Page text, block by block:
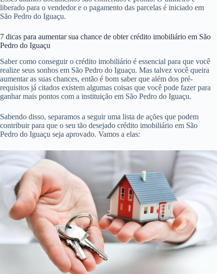
liberado para o vendedor e o pagamento das parcelas é iniciado em
São Pedro do Iguaçu.
7 dicas para aumentar sua chance de obter crédito imobiliário em São
Pedro do Iguaçu
Saber como conseguir o crédito imobiliário é essencial para que você
realize seus sonhos em São Pedro do Iguaçu. Mas talvez você queira
aumentar as suas chances, então é bom saber que além dos pré-
requisitos já citados existem algumas coisas que você pode fazer para
ganhar mais pontos com a instituição em São Pedro do Iguaçu.
Sabendo disso, separamos a seguir uma lista de ações que podem
contribuir para que o seu tão desejado crédito imobiliário em São
Pedro do Iguaçu seja aprovado. Vamos a elas: